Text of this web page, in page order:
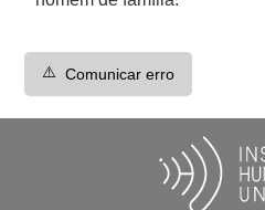
⚠️ Comunicar erro